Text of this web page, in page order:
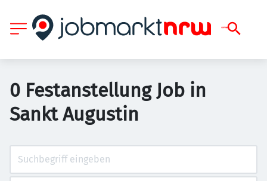
0 Festanstellung Job in
Sankt Augustin